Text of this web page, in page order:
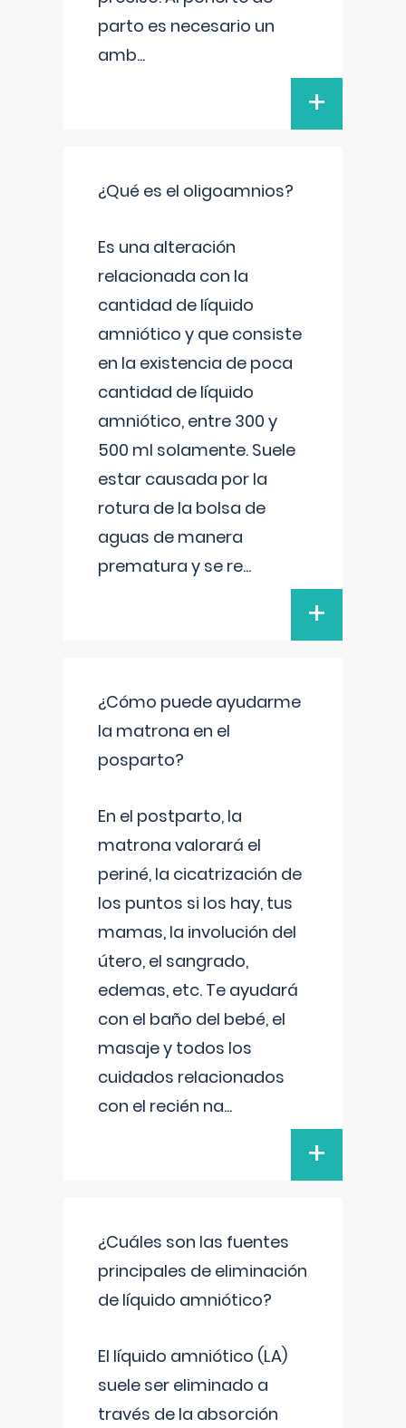
parto es necesario un
amb...
+
¿Qué es el oligoamnios?
Es una alteración
relacionada con la
cantidad de líquido
amniótico y que consiste
en la existencia de poca
cantidad de líquido
amniótico, entre 300 y
500 ml solamente. Suele
estar causada por la
rotura de la bolsa de
aguas de manera
prematura y se re...
+
¿Cómo puede ayudarme
la matrona en el
posparto?
En el postparto, la
matrona valorará el
periné, la cicatrización de
los puntos si los hay, tus
mamas, la involución del
útero, el sangrado,
edemas, etc. Te ayudará
con el baño del bebé, el
masaje y todos los
cuidados relacionados
con el recién na...
+
¿Cuáles son las fuentes
principales de eliminación
de líquido amniótico?
El líquido amniótico (LA)
suele ser eliminado a
través de la absorción